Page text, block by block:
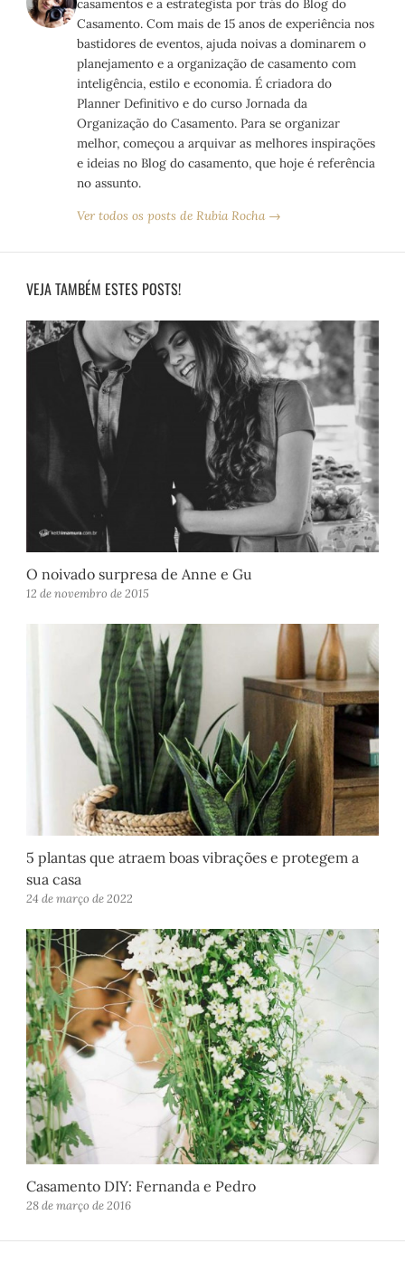
casamentos e a estrategista por trás do Blog do
Casamento. Com mais de 15 anos de experiência nos
bastidores de eventos, ajuda noivas a dominarem o
planejamento e a organização de casamento com
inteligência, estilo e economia. É criadora do
Planner Definitivo e do curso Jornada da
Organização do Casamento. Para se organizar
melhor, começou a arquivar as melhores inspirações
e ideias no Blog do casamento, que hoje é referência
no assunto.
Ver todos os posts de Rubia Rocha →
VEJA TAMBÉM ESTES POSTS!
O noivado surpresa de Anne e Gu
12 de novembro de 2015
5 plantas que atraem boas vibrações e protegem a
sua casa
24 de março de 2022
Casamento DIY: Fernanda e Pedro
28 de março de 2016